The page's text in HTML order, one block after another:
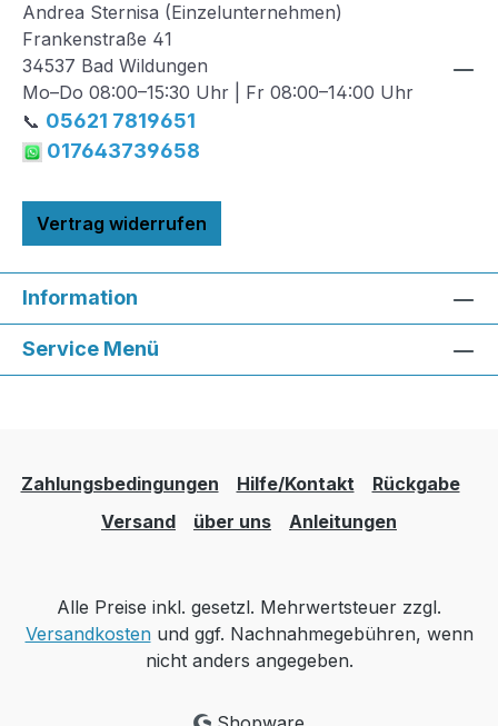
Andrea Sternisa (Einzelunternehmen)
Frankenstraße 41
34537 Bad Wildungen
Mo–Do 08:00–15:30 Uhr | Fr 08:00–14:00 Uhr
📞 05621 7819651
017643739658
Vertrag widerrufen
Information
Service Menü
Zahlungsbedingungen Hilfe/Kontakt
Rückgabe
Versand
über uns Anleitungen
Alle Preise inkl. gesetzl. Mehrwertsteuer zzgl.
Versandkostenund ggf. Nachnahmegebühren, wenn
nicht anders angegeben.